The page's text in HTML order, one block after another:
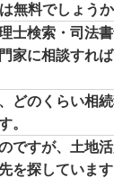
無料でしょうか
士検索・司法
家に相談すれ
どのくらい相
。
ですが、土地
を探しています